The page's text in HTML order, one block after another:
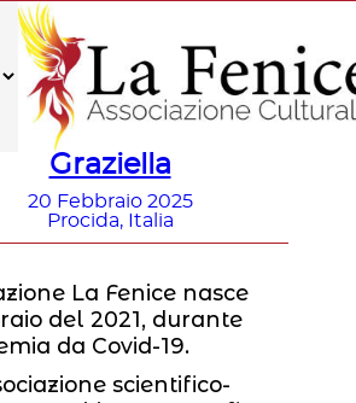
del libro
Graziella
20 Febbraio 2025
Procida, Italia
La Fenice nasce
del 2021, durante
da Covid-19.
scientifico-